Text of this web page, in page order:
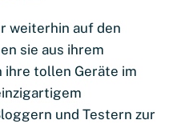
weiterhin auf den
sie aus ihrem
tollen Geräte im
und Testern zur